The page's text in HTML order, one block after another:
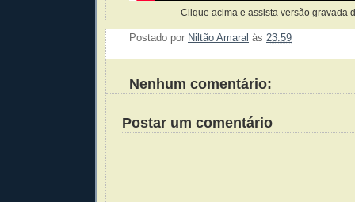
Clique acima e assista versão gravada
Postado por Niltão Amaral às 23:59
Nenhum comentário:
Postar um comentário